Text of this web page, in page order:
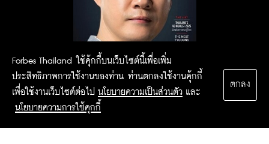
Forbes Thailand ใช้คุ้กกี้บนเว็บไซต์นี้เพื่อเพิ่ม
ประสิทธิภาพการใช้งานของท่าน ท่านตกลงใช้งานคุ้กกี้
เพื่อใช้งานเว็บไซต์ต่อไป นโยบายความเป็นส่วนตัว และ
นโยบายความการใช้คุกกี้
ตกลง
2015 Forbesthailand.com ALL RIGHTS RESERVED